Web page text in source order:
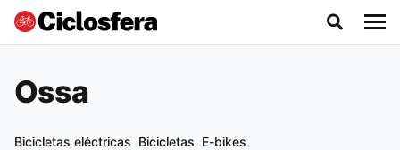
Ossa
Bicicletas eléctricas Bicicletas E-bikes